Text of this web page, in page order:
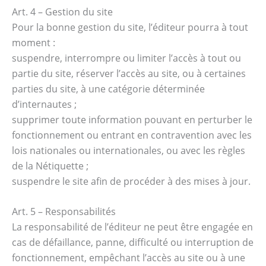
Art. 4 – Gestion du site
Pour la bonne gestion du site, l’éditeur pourra à tout
moment :
suspendre, interrompre ou limiter l’accès à tout ou
partie du site, réserver l’accès au site, ou à certaines
parties du site, à une catégorie déterminée
d’internautes ;
supprimer toute information pouvant en perturber le
fonctionnement ou entrant en contravention avec les
lois nationales ou internationales, ou avec les règles
de la Nétiquette ;
suspendre le site afin de procéder à des mises à jour.
Art. 5 – Responsabilités
La responsabilité de l’éditeur ne peut être engagée en
cas de défaillance, panne, difficulté ou interruption de
fonctionnement, empêchant l’accès au site ou à une